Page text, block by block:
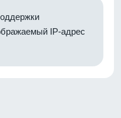
IP-адрес